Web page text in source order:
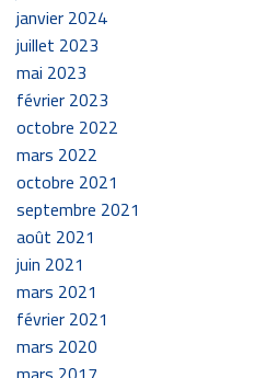
janvier 2024
juillet 2023
mai 2023
février 2023
octobre 2022
mars 2022
octobre 2021
septembre 2021
août 2021
juin 2021
mars 2021
février 2021
mars 2020